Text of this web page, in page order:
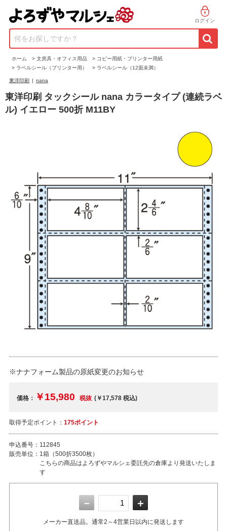
ログイン
何をお探しですか？
ホーム > 文房具・オフィス用品 > コピー用紙・プリンター用紙
> ラベルシール（プリンター用） > ラベルシール（12面未満）
東洋印刷 | nana
東洋印刷 タックシール nana カラータイプ (連続ラベ
ル) イエロー 500折 M11BY
※ナナフォーム製品の原紙変更のお知らせ
価格： ￥15,980 税抜 (￥17,578税込)
取得予定ポイント： 175ポイント
申込番号： 112845
販売単位： 1箱（500折3500枚）
こちらの商品はよろずやマルシェ委託先の倉庫より発送いたしま
す
－ ＋
メーカー直送品。通常2～4営業日以内に発送します